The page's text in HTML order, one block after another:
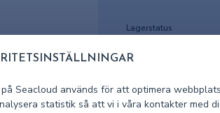
på Seacloud används för att optimera
statistik så att vi i våra kontakter med
Lagerstatus
Artikelnummer
Artikelnummer Seacloud